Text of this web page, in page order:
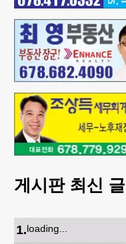
게시판 최신 글
1.loading...